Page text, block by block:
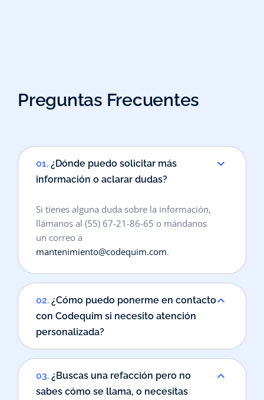
Preguntas Frecuentes
01. ¿Dónde puedo solicitar más
información o aclarar dudas?
Si tienes alguna duda sobre la información,
llámanos al (55) 67-21-86-65 o mándanos
un correo a
mantenimiento@codequim.com.
02. ¿Cómo puedo ponerme en contacto
con Codequim si necesito atención
personalizada?
03. ¿Buscas una refacción pero no
sabes cómo se llama, o necesitas